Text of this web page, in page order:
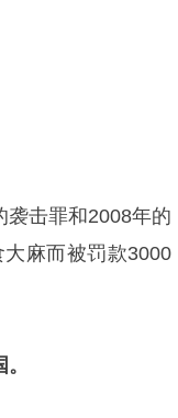
袭击罪和2008年的
麻而被罚款3000